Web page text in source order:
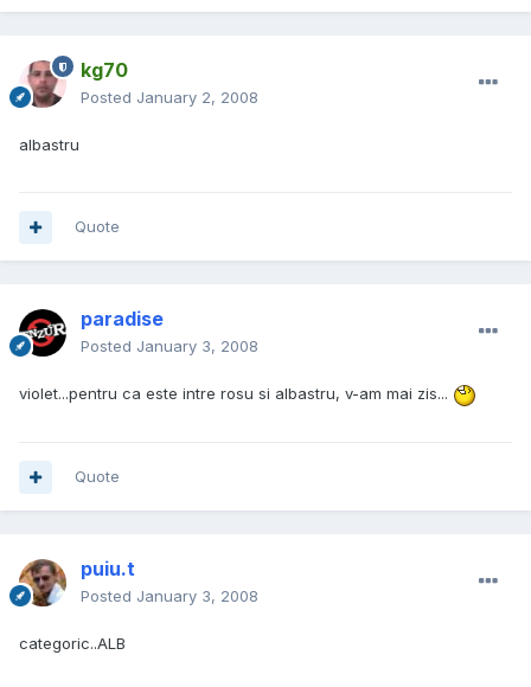
kg70
Posted January 2, 2008
albastru
Quote
paradise
Posted January 3, 2008
violet...pentru ca este intre rosu si albastru, v-am mai zis...
Quote
puiu.t
Posted January 3, 2008
categoric..ALB